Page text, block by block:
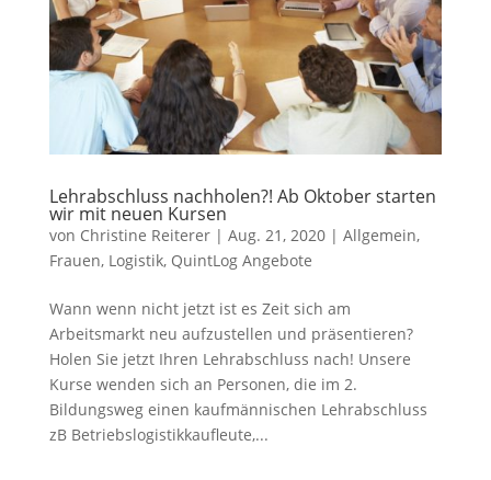
Lehrabschluss nachholen?! Ab Oktober starten
wir mit neuen Kursen
von Christine Reiterer| Aug. 21, 2020| Allgemein,
Frauen, Logistik, QuintLog Angebote
Wann wenn nicht jetzt ist es Zeit sich am
Arbeitsmarkt neu aufzustellen und präsentieren?
Holen Sie jetzt Ihren Lehrabschluss nach! Unsere
Kurse wenden sich an Personen, die im 2.
Bildungsweg einen kaufmännischen Lehrabschluss
zB Betriebslogistikkaufleute,...